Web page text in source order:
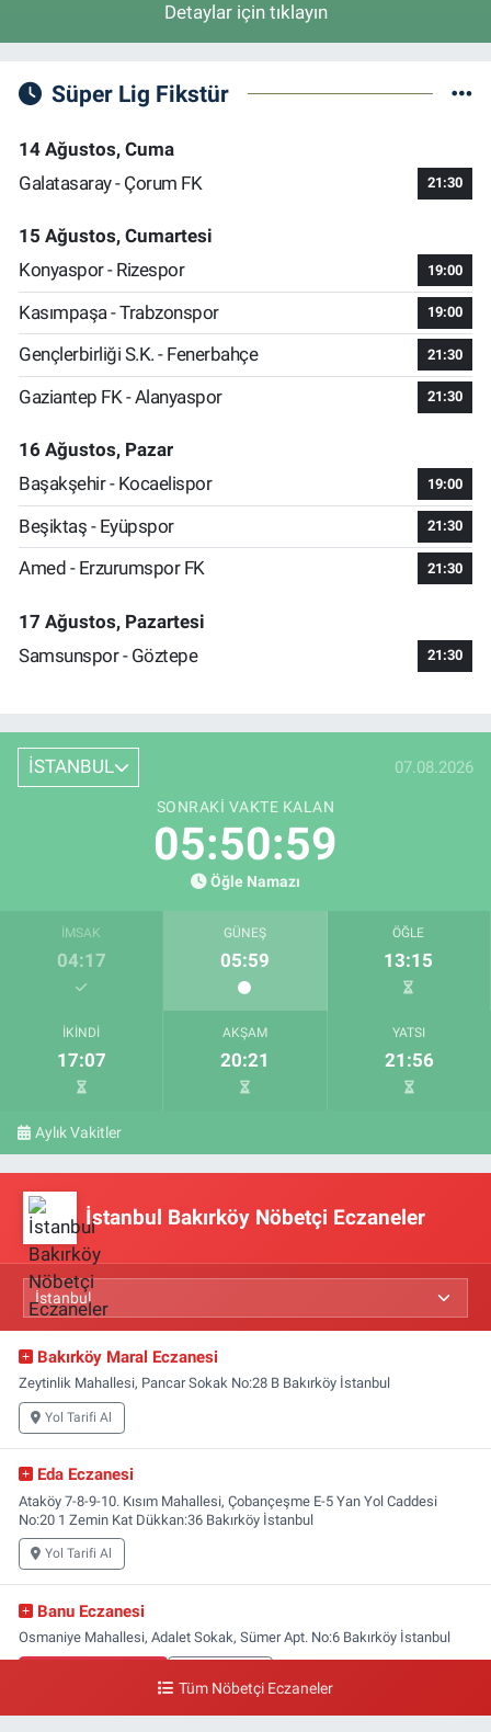
Detaylar için tıklayın
Süper Lig Fikstür
14 Ağustos, Cuma
Galatasaray - Çorum FK
21:30
15 Ağustos, Cumartesi
Konyaspor - Rizespor
19:00
Kasımpaşa - Trabzonspor 19:00
Gençlerbirliği S.K. - Fenerbahçe 21:30
Gaziantep FK - Alanyaspor 21:30
16 Ağustos, Pazar
Başakşehir - Kocaelispor
19:00
Beşiktaş - Eyüpspor 21:30
Amed - Erzurumspor FK 21:30
17 Ağustos, Pazartesi
Samsunspor - Göztepe
21:30
İSTANBUL 07.08.2026
SONRAKI VAKTE KALAN
05:50:59
Öğle Namazı
İMSAK
04:17
GÜNEŞ
05:59
ÖĞLE
13:15
İKINDI
17:07
AKŞAM
20:21
YATSI
21:56
Aylık Vakitler
İstanbul Bakırköy Nöbetçi Eczaneler
Bakırköy Maral Eczanesi
Zeytinlik Mahallesi, Pancar Sokak No:28 B Bakırköy İstanbul
Yol Tarifi Al
Eda Eczanesi
Ataköy 7-8-9-10. Kısım Mahallesi, Çobançeşme E-5 Yan Yol Caddesi
No:20 1 Zemin Kat Dükkan:36 Bakırköy İstanbul
Yol Tarifi Al
Banu Eczanesi
Osmaniye Mahallesi, Adalet Sokak, Sümer Apt. No:6 Bakırköy İstanbul
Tüm Nöbetçi Eczaneler